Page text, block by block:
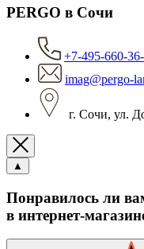
PERGO в Сочи
+7-495-660-
imag@pergo-
г. Сочи, ул.
▲
Понравилось ли
в интернет-